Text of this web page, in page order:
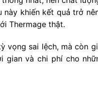
khiến kết quả trở
Thermage thật.
vọng sai lệch, mà còn
gian và chi phí cho